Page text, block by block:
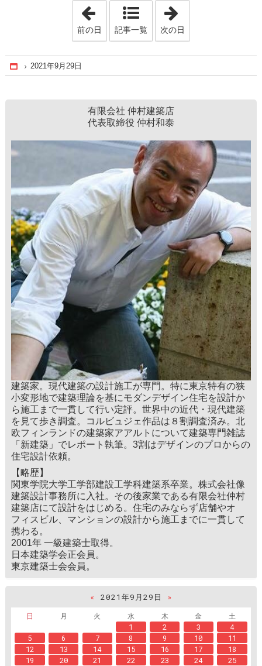
「2021年9月28日」
前の日 記事一覧 次の日
Home
2021年9月29日
有限会社 仲村建築店
代表取締役 仲村和泰
建築家。現代建築の設計施工が専門。特に東京特有の狭
小変形地で建築理論を基にモダンデザイン住宅を設計か
ら施工まで一貫して行い定評。世界中の近代・現代建築
を見て歩き調査。コルビュジェ作品は８割調査済み。北
欧フィンランドの建築家アアルトについて建築専門雑誌
「新建築」でレポート執筆。3割はデザインのプロからの
住宅設計依頼。
【略歴】
関東学院大学工学部建設工学科建築系卒業。株式会社像
建築設計事務所に入社。その後家業である有限会社仲村
建築店にて設計をはじめる。住宅のみならず店舗やオ
フィスビル、マンションの設計から施工までに一貫して
携わる。
2001年 一級建築士取得。
日本建築学会正会員。
東京建築士会会員。
« 2021年9月29日
»
日
月 火 水 木 金
土
1
2 3
4
5
6 7 8 9 10
11
12
13 14 15 16 17
18
19
20 21 22 23 24
25